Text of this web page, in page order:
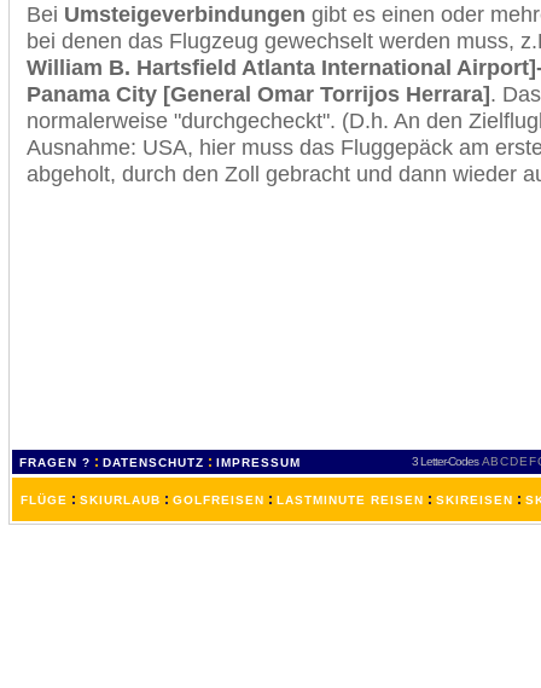
Bei Umsteigeverbindungen gibt es einen oder
bei denen das Flugzeug gewechselt werden muss,
William B. Hartsfield Atlanta International
Panama City [General Omar Torrijos Herrara].
normalerweise "durchgecheckt". (D.h. An den
Ausnahme: USA, hier muss das Fluggepäck am
abgeholt, durch den Zoll gebracht und dann wieder
FRAGEN ? : DATENSCHUTZ : IMPRESSUM 3 Letter-Codes ABCDEF
FLÜGE : SKIURLAUB : GOLFREISEN : LASTMINUTE REISEN : SKIREISEN :